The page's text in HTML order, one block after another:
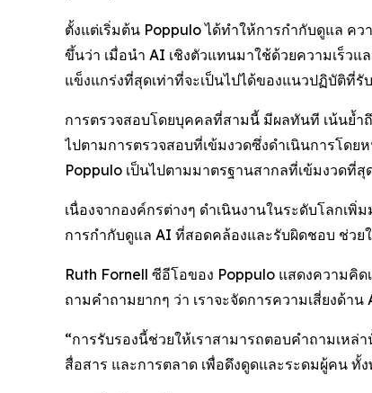
ตั้งแต่เริ่มต้น Poppulo ได้ทำให้การกำกับดูแล ค
ขึ้นว่า เมื่อนำ AI เชิงตัวแทนมาใช้ด้วยความเร็ว
แข็งแกร่งที่สุดเท่าที่จะเป็นไปได้ของแนวปฏิบัติที่
การตรวจสอบโดยบุคคลที่สามนี้ มีผลทันที เน้นย้ำ
ไปตามการตรวจสอบที่เข้มงวดซึ่งดำเนินการโดย
Poppulo เป็นไปตามมาตรฐานสากลที่เข้มงวดที่สุ
เนื่องจากองค์กรต่างๆ ดำเนินงานในระดับโลกเ
การกำกับดูแล AI ที่สอดคล้องและรับผิดชอบ ช่ว
Ruth Fornell ซีอีโอของ Poppulo แสดงความคิ
ถามคำถามยากๆ ว่า เราจะจัดการความเสี่ยงด้
“การรับรองนี้ช่วยให้เราสามารถตอบคำถามเห
สื่อสาร และการตลาด เพื่อดึงดูดและระดมผู้คน